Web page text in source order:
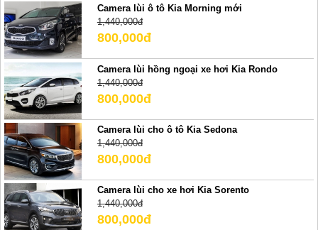
Camera lùi ô tô Kia Morning mới
1,440,000đ
800,000đ
Camera lùi hồng ngoại xe hơi Kia Rondo
1,440,000đ
800,000đ
Camera lùi cho ô tô Kia Sedona
1,440,000đ
800,000đ
Camera lùi cho xe hơi Kia Sorento
1,440,000đ
800,000đ